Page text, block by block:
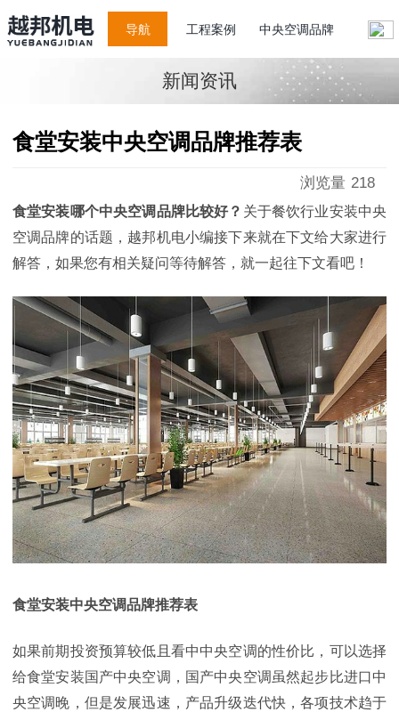
导航 工程案例 中央空调品牌
新闻资讯
食堂安装中央空调品牌推荐表
浏览量 218
食堂安装哪个中央空调品牌比较好？ 关于餐饮行业安装中央
空调品牌的话题，越邦机电小编接下来就在下文给大家进行
解答，如果您有相关疑问等待解答，就一起往下文看吧！
食堂安装中央空调品牌推荐表
如果前期投资预算较低且看中中央空调的性价比，可以选择
给食堂安装国产中央空调，国产中央空调虽然起步比进口中
央空调晚，但是发展迅速，产品升级迭代快，各项技术趋于